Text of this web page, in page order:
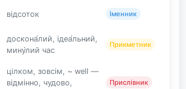
відсоток Іменник
доскона́лий, ідеа́льний,
мину́лий час
Прикметник
цілком, зовсім, ~ well —
відмінно, чудово,
Прислівник